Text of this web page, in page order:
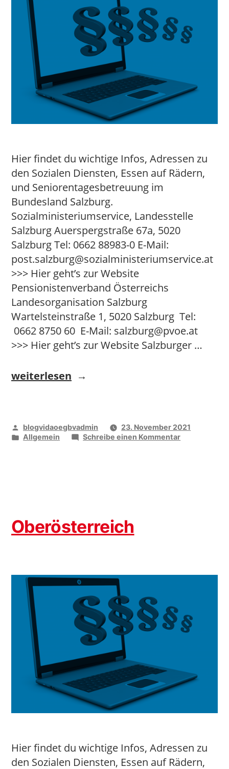
Hier findet du wichtige Infos, Adressen zu
den Sozialen Diensten, Essen auf Rädern,
und Seniorentagesbetreuung im
Bundesland Salzburg.
Sozialministeriumservice, Landesstelle
Salzburg Auerspergstraße 67a, 5020
Salzburg Tel: 0662 88983-0 E-Mail:
post.salzburg@sozialministeriumservice.at
>>> Hier geht’s zur Website
Pensionistenverband Österreichs
Landesorganisation Salzburg
Wartelsteinstraße 1, 5020 Salzburg Tel:
0662 8750 60 E-Mail: salzburg@pvoe.at
>>> Hier geht’s zur Website Salzburger …
„Salzburg“
weiterlesen
Veröffentlicht
von
blogvidaoegbvadmin
23. November 2021
Veröffentlicht
Allgemein Schreibe einen Kommentarzu
Oberösterreich
Hier findet du wichtige Infos, Adressen zu
den Sozialen Diensten, Essen auf Rädern,